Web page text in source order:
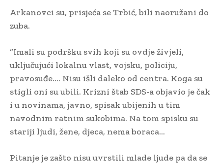
Arkanovci su, prisjeća se Trbić, bili naoružani do
zuba.
“Imali su podršku svih koji su ovdje živjeli,
uključujući lokalnu vlast, vojsku, policiju,
pravosuđe…. Nisu išli daleko od centra. Koga su
stigli oni su ubili. Krizni štab SDS-a objavio je čak
i u novinama, javno, spisak ubijenih u tim
navodnim ratnim sukobima. Na tom spisku su
stariji ljudi, žene, djeca, nema boraca…
Pitanje je zašto nisu uvrstili mlade ljude pa da se